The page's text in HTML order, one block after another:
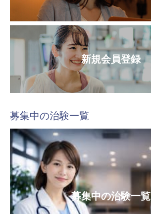
新規会員登録
募集中の治験一覧
募集中の治験一覧